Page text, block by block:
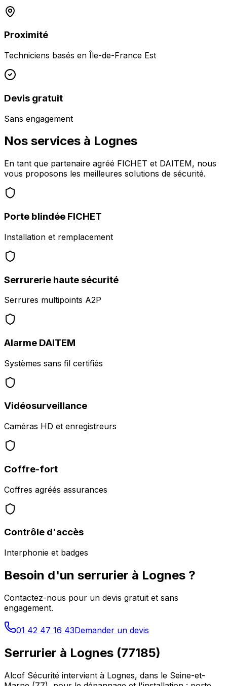
Proximité
Techniciens basés en Île-de-France Est
Devis gratuit
Sans engagement
Nos services à Lognes
En tant que partenaire agréé FICHET et DAITEM, nous
vous proposons les meilleures solutions de sécurité.
Porte blindée FICHET
Installation et remplacement
Serrurerie haute sécurité
Serrures multipoints A2P
Alarme DAITEM
Systèmes sans fil certifiés
Vidéosurveillance
Caméras HD et enregistreurs
Coffre-fort
Coffres agréés assurances
Contrôle d'accès
Interphonie et badges
Besoin d'un serrurier à Lognes ?
Contactez-nous pour un devis gratuit et sans
engagement.
01 42 47 16 43Demander un devis
Serrurier à Lognes (77185)
Alcof Sécurité intervient à Lognes, dans le Seine-et-